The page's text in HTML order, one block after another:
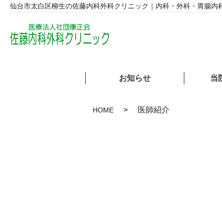
仙台市太白区柳生の佐藤内科外科クリニック｜内科・外科・胃腸
お知らせ 当
HOME 医師紹介